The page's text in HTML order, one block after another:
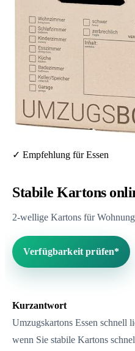
✓ Empfehlung für Essen
Stabile Kartons
2-wellige Kartons für
Verfügbarkeit prüfen*
Kurzantwort
Umzugskartons Essen schnell
wenn Sie stabile Kartons